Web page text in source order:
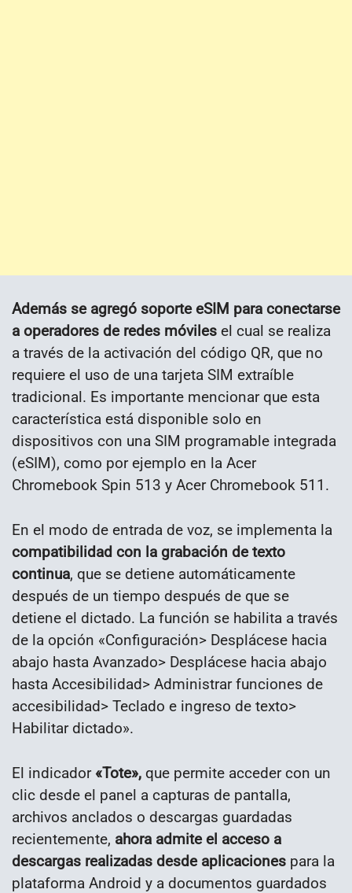
Además se agregó soporte eSIM para conectarse
a operadores de redes móviles el cual se realiza
a través de la activación del código QR, que no
requiere el uso de una tarjeta SIM extraíble
tradicional. Es importante mencionar que esta
característica está disponible solo en
dispositivos con una SIM programable integrada
(eSIM), como por ejemplo en la Acer
Chromebook Spin 513 y Acer Chromebook 511.
En el modo de entrada de voz, se implementa la
compatibilidad con la grabación de texto
continua, que se detiene automáticamente
después de un tiempo después de que se
detiene el dictado. La función se habilita a través
de la opción «Configuración> Desplácese hacia
abajo hasta Avanzado> Desplácese hacia abajo
hasta Accesibilidad> Administrar funciones de
accesibilidad> Teclado e ingreso de texto>
Habilitar dictado».
El indicador «Tote», que permite acceder con un
clic desde el panel a capturas de pantalla,
archivos anclados o descargas guardadas
recientemente, ahora admite el acceso a
descargas realizadas desde aplicaciones para la
plataforma Android y a documentos guardados